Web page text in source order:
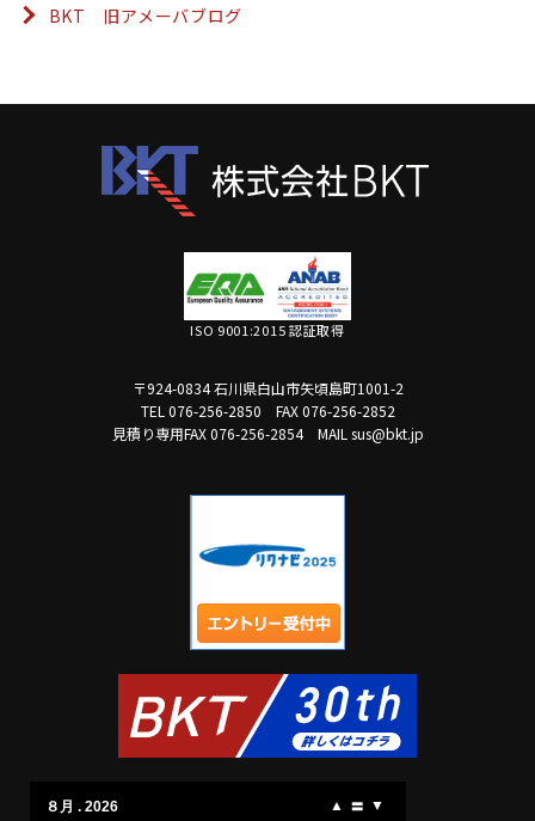
BKT 旧アメーバブログ
ISO 9001:2015 認証取得
〒924-0834 石川県白山市矢頃島町1001-2
TEL 076-256-2850
FAX 076-256-2852
見積り専用FAX 076-256-2854
MAIL sus@bkt.jp